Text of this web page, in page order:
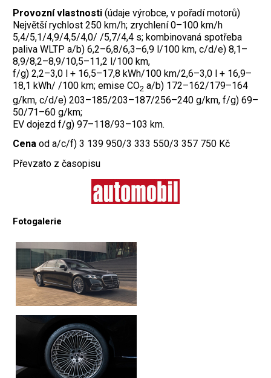
Provozní vlastnosti (údaje výrobce, v pořadí motorů)
Největší rychlost 250 km/h; zrychlení 0–100 km/h
5,4/5,1/4,9/4,5/4,0/ /5,7/4,4 s; kombinovaná spotřeba
paliva WLTP a/b) 6,2–6,8/6,3–6,9 l/100 km, c/d/e) 8,1–
8,9/8,2–8,9/10,5–11,2 l/100 km,
f/g) 2,2–3,0 l + 16,5–17,8 kWh/100 km/2,6–3,0 l + 16,9–
18,1 kWh/ /100 km; emise CO2 a/b) 172–162/179–164
g/km, c/d/e) 203–185/203–187/256–240 g/km, f/g) 69–
50/71–60 g/km;
EV dojezd f/g) 97–118/93–103 km.
Cena od a/c/f) 3 139 950/3 333 550/3 357 750 Kč
Převzato z časopisu
Fotogalerie